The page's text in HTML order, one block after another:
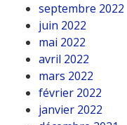
septembre 2022
juin 2022
mai 2022
avril 2022
mars 2022
février 2022
janvier 2022